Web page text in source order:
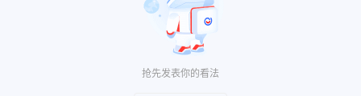
抢先发表你的看法